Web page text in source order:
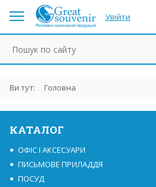
Увійти
Ви тут: Головна
КАТАЛОГ
ОФІС І АКСЕСУАРИ
ПИСЬМОВЕ ПРИЛАДДЯ
ПОСУД